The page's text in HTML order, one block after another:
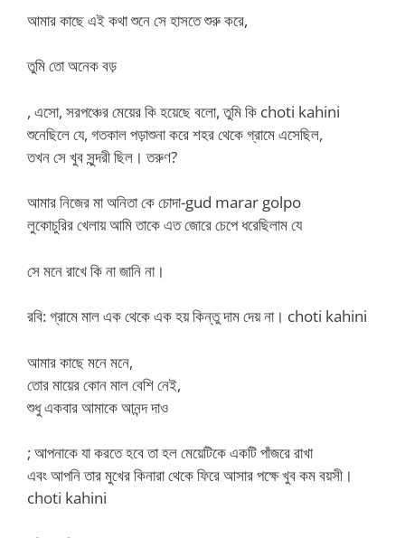
আমার কাছে এই কথা শুনে সে হাসতে শুরু করে,
তুমি তো অনেক বড়
, এসো, সরপঞ্চের মেয়ের কি হয়েছে বলো, তুমি কি choti kahini
শুনেছিলে যে, গতকাল পড়াশুনা করে শহর থেকে গ্রামে এসেছিল,
তখন সে খুব সুন্দরী ছিল। তরুণ?
আমার নিজের মা অনিতা কে চোদা-gud marar golpo
লুকোচুরির খেলায় আমি তাকে এত জোরে চেপে ধরেছিলাম যে
সে মনে রাখে কি না জানি না।
রবি: গ্রামে মাল এক থেকে এক হয় কিন্তু দাম দেয় না। choti kahini
আমার কাছে মনে মনে,
তোর মায়ের কোন মাল বেশি নেই,
শুধু একবার আমাকে আনন্দ দাও
; আপনাকে যা করতে হবে তা হল মেয়েটিকে একটি পাঁজরে রাখা
এবং আপনি তার মুখের কিনারা থেকে ফিরে আসার পক্ষে খুব কম বয়সী।
choti kahini